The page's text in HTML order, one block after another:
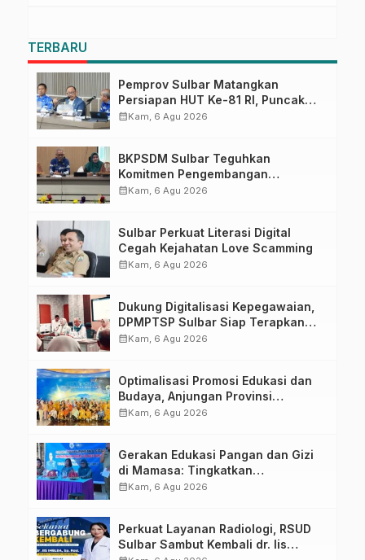
TERBARU
Pemprov Sulbar Matangkan
Persiapan HUT Ke-81 RI, Puncak
Upacara di Lapangan Ahmad
calendar_monthKam, 6 Agu 2026
BKPSDM Sulbar Teguhkan
Komitmen Pengembangan
Kompetensi ASN melalui
calendar_monthKam, 6 Agu 2026
Sulbar Perkuat Literasi Digital
Cegah Kejahatan Love Scamming
calendar_monthKam, 6 Agu 2026
Dukung Digitalisasi Kepegawaian,
DPMPTSP Sulbar Siap Terapkan
Aplikasi FLEKSI ASN
calendar_monthKam, 6 Agu 2026
Optimalisasi Promosi Edukasi dan
Budaya, Anjungan Provinsi
Sulawesi Barat Perkuat Kolaborasi
calendar_monthKam, 6 Agu 2026
Gerakan Edukasi Pangan dan Gizi
di Mamasa: Tingkatkan
Pengetahuan dan Keterampilan
calendar_monthKam, 6 Agu 2026
Perkuat Layanan Radiologi, RSUD
Sulbar Sambut Kembali dr. Iis